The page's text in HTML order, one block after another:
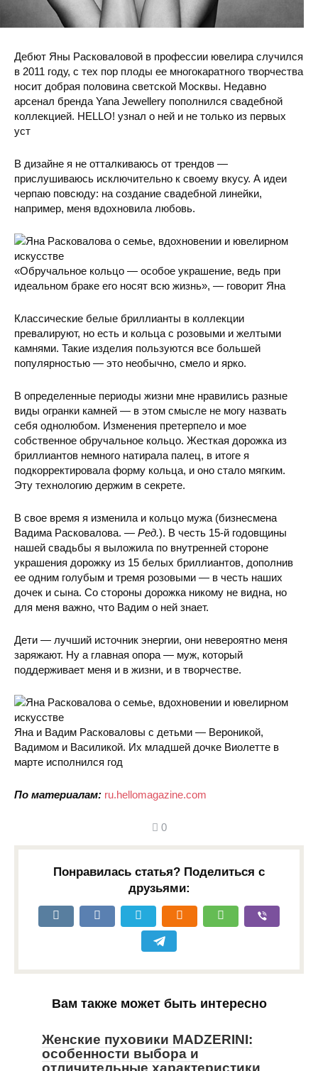
Дебют Яны Расковаловой в профессии ювелира случился
в 2011 году, с тех пор плоды ее многокаратного творчества
носит добрая половина светской Москвы. Недавно
арсенал бренда Yana Jewellery пополнился свадебной
коллекцией. HELLO! узнал о ней и не только из первых
уст
В дизайне я не отталкиваюсь от трендов —
прислушиваюсь исключительно к своему вкусу. А идеи
черпаю повсюду: на создание свадебной линейки,
например, меня вдохновила любовь.
«Обручальное кольцо — особое украшение, ведь при
идеальном браке его носят всю жизнь», — говорит Яна
Классические белые бриллианты в коллекции
превалируют, но есть и кольца с розовыми и желтыми
камнями. Такие изделия пользуются все большей
популярностью — это необычно, смело и ярко.
В определенные периоды жизни мне нравились разные
виды огранки камней — в этом смысле не могу назвать
себя однолюбом. Изменения претерпело и мое
собственное обручальное кольцо. Жесткая дорожка из
бриллиантов немного натирала палец, в итоге я
подкорректировала форму кольца, и оно стало мягким.
Эту технологию держим в секрете.
В свое время я изменила и кольцо мужа (бизнесмена
Вадима Расковалова. — Ред.). В честь 15-й годовщины
нашей свадьбы я выложила по внутренней стороне
украшения дорожку из 15 белых бриллиантов, дополнив
ее одним голубым и тремя розовыми — в честь наших
дочек и сына. Со стороны дорожка никому не видна, но
для меня важно, что Вадим о ней знает.
Дети — лучший источник энергии, они невероятно меня
заряжают. Ну а главная опора — муж, который
поддерживает меня и в жизни, и в творчестве.
Яна и Вадим Расковаловы с детьми — Вероникой,
Вадимом и Василикой. Их младшей дочке Виолетте в
марте исполнился год
По материалам: ru.hellomagazine.com
0
Понравилась статья? Поделиться с
друзьями:
Вам также может быть интересно
Женские пуховики MADZERINI:
особенности выбора и
отличительные характеристики